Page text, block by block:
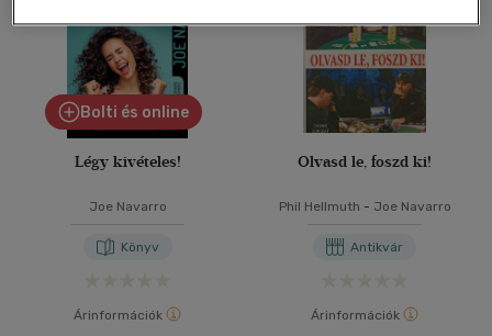
Bolti és online
Légy kivételes!
Joe Navarro
Könyv
Árinformációk
Olvasd le, foszd ki!
Phil Hellmuth - Joe Navarro
Antikvár
Árinformációk